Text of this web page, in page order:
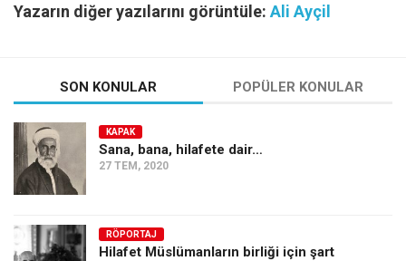
Yazarın diğer yazılarını görüntüle: Ali Ayçil
SON KONULAR POPÜLER KONULAR
KAPAK
Sana, bana, hilafete dair…
27 TEM, 2020
RÖPORTAJ
Hilafet Müslümanların birliği için şart